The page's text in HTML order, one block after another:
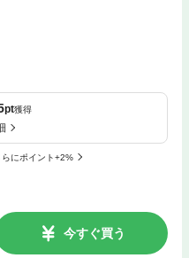
pt獲得
にポイント+2%
今すぐ買う